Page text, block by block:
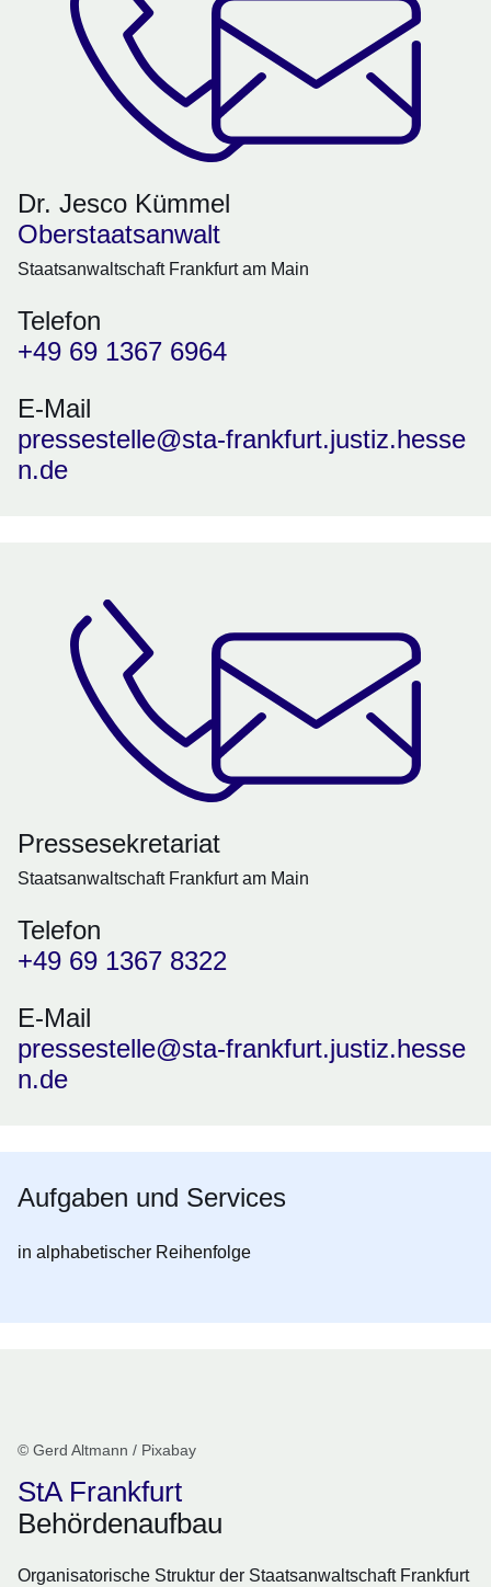
Dr. Jesco Kümmel
Oberstaatsanwalt
Staatsanwaltschaft Frankfurt am Main
Telefon
+49 69 1367 6964
E-Mail
pressestelle@sta-frankfurt.justiz.hesse
n.de
Pressesekretariat
Staatsanwaltschaft Frankfurt am Main
Telefon
+49 69 1367 8322
E-Mail
pressestelle@sta-frankfurt.justiz.hesse
n.de
Aufgaben und Services
in alphabetischer Reihenfolge
© Gerd Altmann / Pixabay
StA Frankfurt
Behördenaufbau
Organisatorische Struktur der Staatsanwaltschaft Frankfurt